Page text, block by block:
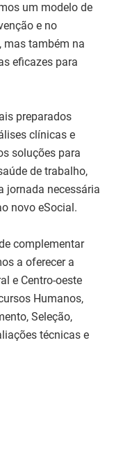
um modelo de
e no
mas também na
eficazes para
preparados
clínicas e
soluções para
de trabalho,
jornada necessária
novo eSocial.
complementar
a oferecer a
e Centro-oeste
Humanos,
Seleção,
técnicas e